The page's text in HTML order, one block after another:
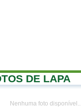
DE LAPA
Nenhuma foto disponível...